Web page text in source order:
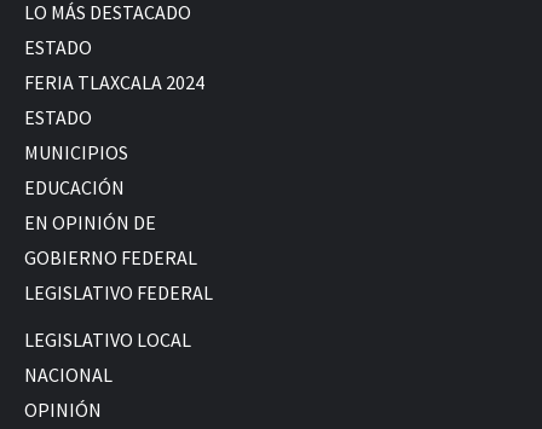
LO MÁS DESTACADO
ESTADO
FERIA TLAXCALA 2024
ESTADO
MUNICIPIOS
EDUCACIÓN
EN OPINIÓN DE
GOBIERNO FEDERAL
LEGISLATIVO FEDERAL
LEGISLATIVO LOCAL
NACIONAL
OPINIÓN